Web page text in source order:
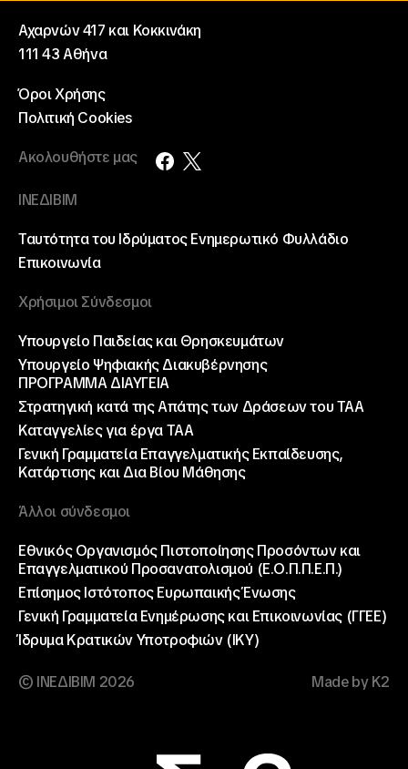
Αχαρνών 417 και Κοκκινάκη
111 43 Αθήνα
Όροι Χρήσης
Πολιτική Cookies
Ακολουθήστε μας
ΙΝΕΔΙΒΙΜ
Ταυτότητα του ΙδρύματοςΕνημερωτικό Φυλλάδιο
Επικοινωνία
Χρήσιμοι Σύνδεσμοι
Υπουργείο Παιδείας και Θρησκευμάτων
Υπουργείο Ψηφιακής Διακυβέρνησης
ΠΡΟΓΡΑΜΜΑ ΔΙΑΥΓΕΙΑ
Στρατηγική κατά της Απάτης των Δράσεων του ΤΑΑ
Καταγγελίες για έργα ΤΑΑ
Γενική Γραμματεία Επαγγελματικής Εκπαίδευσης,
Κατάρτισης και Δια Βίου Μάθησης
Άλλοι σύνδεσμοι
Εθνικός Οργανισμός Πιστοποίησης Προσόντων και
Επαγγελματικού Προσανατολισμού (Ε.Ο.Π.Π.Ε.Π.)
Επίσημος Ιστότοπος Ευρωπαικής Ένωσης
Γενική Γραμματεία Ενημέρωσης και Επικοινωνίας (ΓΓΕΕ)
Ίδρυμα Κρατικών Υποτροφιών (ΙΚΥ)
© ΙΝΕΔΙΒΙΜ 2026 Made by K2